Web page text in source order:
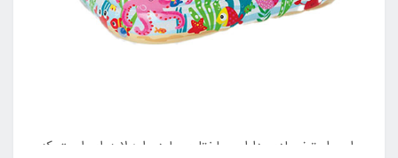
این استخر بادی دارای ساختاری با دیواره لایه ای است که